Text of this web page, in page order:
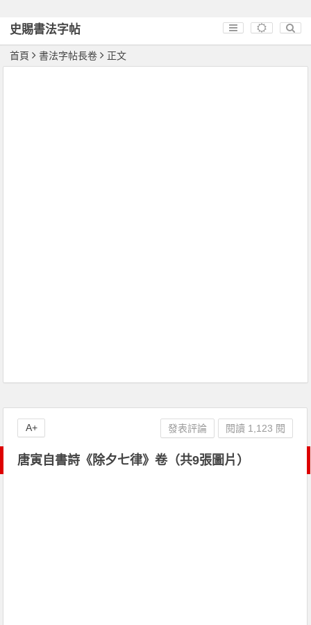
史賜書法字帖
首頁 書法字帖長卷 正文
唐寅自書詩《除夕七律》卷（共9張圖片）
發表評論 閱讀 1,123 閱
A+